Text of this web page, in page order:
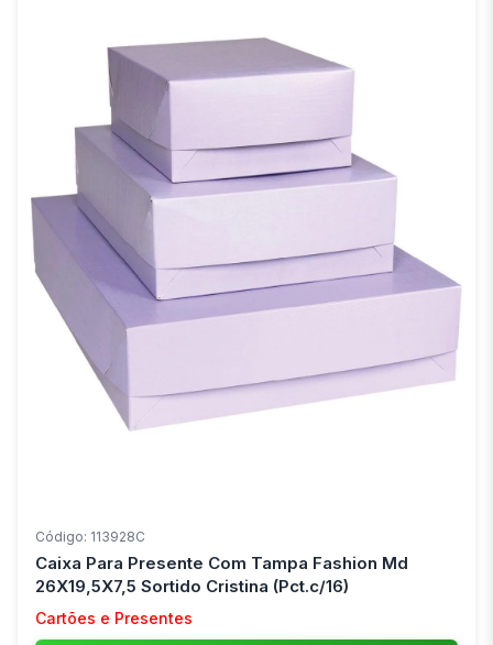
Código: 113928C
Caixa Para Presente Com Tampa Fashion Md
26X19,5X7,5 Sortido Cristina (Pct.c/16)
Cartões e Presentes